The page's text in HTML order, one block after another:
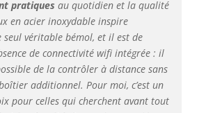
de passe, dont 1
mot de passe
administrateur. Si
vous avez besoin
de plus de mots de
passe à long terme
et de mots de
pratiques au quotidien et la qualité
en acier inoxydable inspire
seul véritable bémol, et il est de
de connectivité wifi intégrée : il
de la contrôler à distance sans
additionnel. Pour moi, c’est un
pour celles qui cherchent avant tout